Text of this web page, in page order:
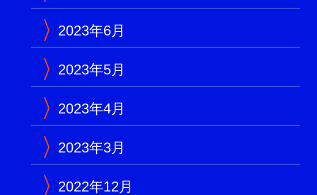
2023年6月
2023年5月
2023年4月
2023年3月
2022年12月